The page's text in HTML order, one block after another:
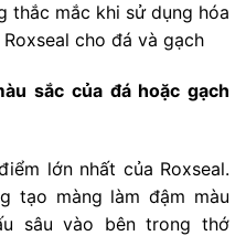
thắc mắc khi sử dụng hóa
cho đá và gạch
sắc của đá hoặc gạch
lớn nhất của Roxseal.
tạo màng làm đậm màu
sâu vào bên trong thớ